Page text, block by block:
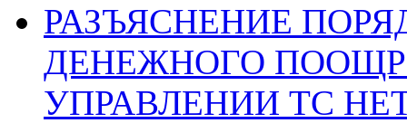
РАЗЪЯСНЕНИЕ
ДЕНЕЖНОГО
УПРАВЛЕНИИ ТС